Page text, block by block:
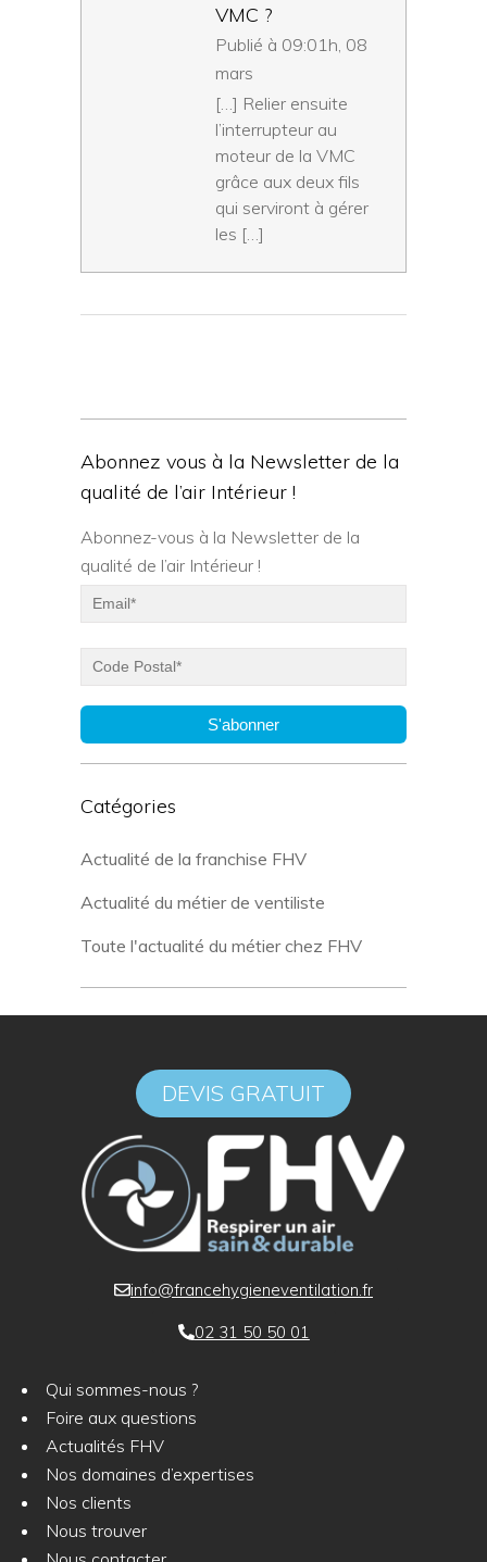
VMC ?
Publié à 09:01h, 08
mars
[…] Relier ensuite
l’interrupteur au
moteur de la VMC
grâce aux deux fils
qui serviront à gérer
les […]
Abonnez vous à la Newsletter de la
qualité de l’air Intérieur !
Abonnez-vous à la Newsletter de la
qualité de l’air Intérieur !
S'abonner
Catégories
Actualité de la franchise FHV
Actualité du métier de ventiliste
Toute l'actualité du métier chez FHV
DEVIS GRATUIT
info@francehygieneventilation.fr
02 31 50 50 01
Qui sommes-nous ?
Foire aux questions
Actualités FHV
Nos domaines d’expertises
Nos clients
Nous trouver